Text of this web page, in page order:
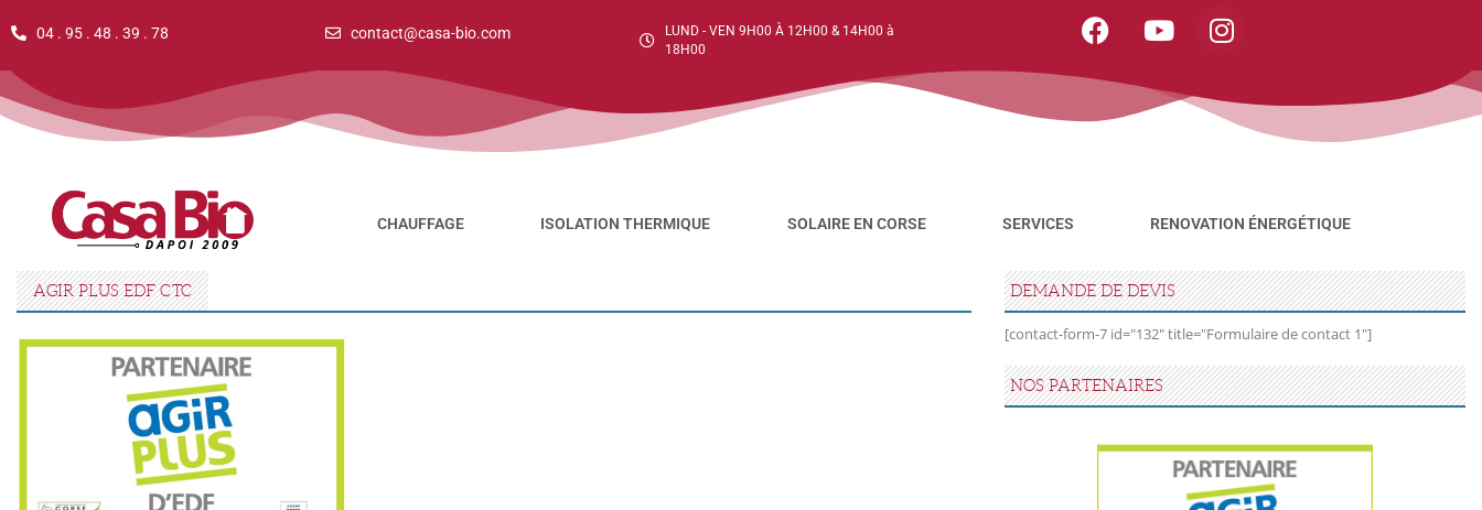
04 . 95 . 48 . 39 . 78 contact@casa-bio.com
LUND - VEN 9H00 À 12H00 & 14H00 à
18H00
CHAUFFAGE ISOLATION THERMIQUE SOLAIRE EN CORSE SERVICES RENOVATION ÉNERGÉTIQUE
AGIR PLUS EDF CTC DEMANDE DE DEVIS
[contact-form-7 id="132" title="Formulaire de contact 1"]
NOS PARTENAIRES